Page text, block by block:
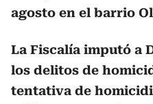
agosto en el barrio
La Fiscalía imputó a
los delitos de
tentativa de